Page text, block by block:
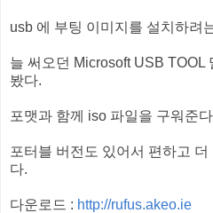
usb 에 부팅 이미지를 설치하려
늘 써오던 Microsoft USB TOOL
봤다.
포맷과 함께 iso 파일을 구워준
포터블 버전도 있어서 편하고
다.
다운로드 : http://rufus.akeo.ie